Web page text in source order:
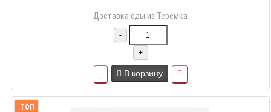
Доставка еды из Теремка
-
+
В корзину
ТОП